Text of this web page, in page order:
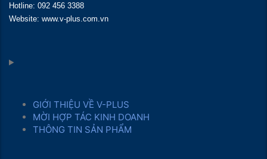
Hotline: 092 456 3388
Website: www.v-plus.com.vn
GIỚI THIỆU VỀ V-PLUS
MỜI HỢP TÁC KINH DOANH
THÔNG TIN SẢN PHẨM